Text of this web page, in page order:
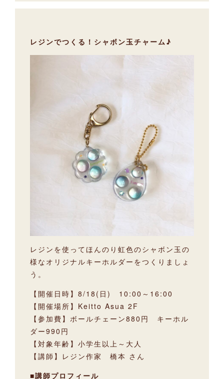
レジンでつくる！シャボン玉チャーム♪
レジンを使ってほんのり虹色のシャボン玉の
様なオリジナルキーホルダーをつくりましょ
う。
【開催日時】8/18(日) 10:00～16:00
【開催場所】Keitto Asua 2F
【参加費】ボールチェーン880円 キーホル
ダー990円
【対象年齢】小学生以上～大人
【講師】レジン作家 橋本 さん
■講師プロフィール